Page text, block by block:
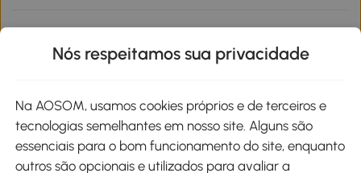
Métodos de pagamento
Nós respeitamos sua privacidade
Na AOSOM, usamos cookies próprios e de terceiros e
tecnologias semelhantes em nosso site. Alguns são
essenciais para o bom funcionamento do site, enquanto
outros são opcionais e utilizados para avaliar a